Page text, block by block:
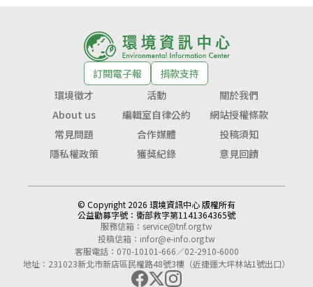
訂閱電子報
捐款支持
環境徵才
活動
關於我們
About us
編輯室自律公約
網站授權條款
常見問題
合作媒體
投稿須知
隱私權政策
獲獎紀錄 意見回饋
© Copyright 2026 環境資訊中心 版權所有
公益勸募字號： 衛部救字第1141364365號
服務信箱： service@tnf.org.tw
投稿信箱： infor@e-info.org.tw
客服電話：070-10101-666／02-2910-6000
地址：231023新北市新店區民權路48號3樓（近捷運大坪林站1號出口）